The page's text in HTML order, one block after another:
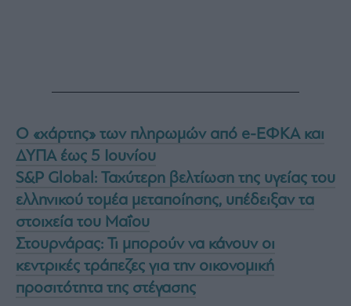
Ο «χάρτης» των πληρωμών από e-ΕΦΚΑ και
ΔΥΠΑ έως 5 Iουνίου
S&P Global: Ταχύτερη βελτίωση της υγείας του
ελληνικού τομέα μεταποίησης, υπέδειξαν τα
στοιχεία του Μαΐου
Στουρνάρας: Τι μπορούν να κάνουν οι
κεντρικές τράπεζες για την οικονομική
προσιτότητα της στέγασης